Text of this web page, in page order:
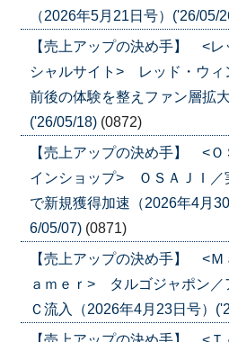
（2026年5月21日号）('26/05/
【売上アップの決め手】 <
シャルサイト> レッド・ウィ
前後の体験を整えファン層拡
('26/05/18) (0872)
【売上アップの決め手】 <
インショップ> ＯＳＡＪＩ／
で新規獲得加速（2026年4月
6/05/07) (0871)
【売上アップの決め手】 <
ａｍｅｒ> タルゴジャポン／
Ｃ流入（2026年4月23日号）